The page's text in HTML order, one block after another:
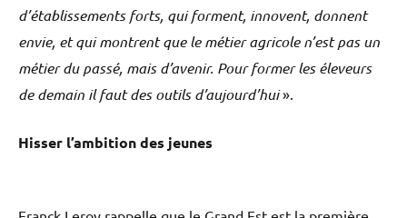
d’établissements forts, qui forment, innovent, donnent
envie, et qui montrent que le métier agricole n’est pas un
métier du passé, mais d’avenir. Pour former les éleveurs
de demain il faut des outils d’aujourd’hui».
Hisser l’ambition des jeunes